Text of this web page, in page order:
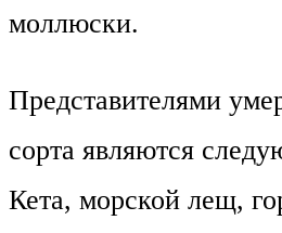
моллюски.
Представителями
сорта являются
Кета, морской лещ,